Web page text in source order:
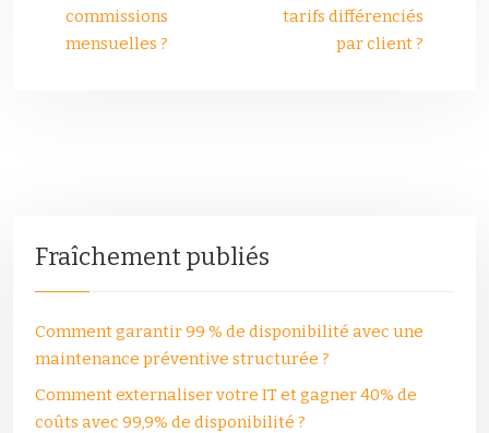
commissions
mensuelles ?
tarifs différenciés
par client ?
Fraîchement publiés
Comment garantir 99 % de disponibilité avec une
maintenance préventive structurée ?
Comment externaliser votre IT et gagner 40% de
coûts avec 99,9% de disponibilité ?